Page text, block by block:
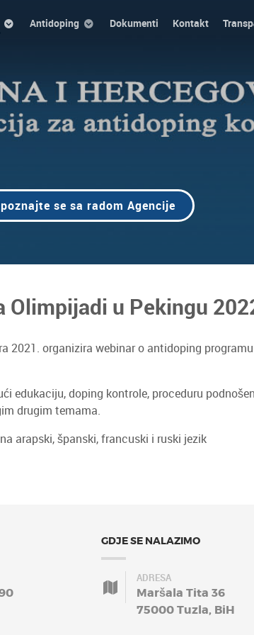
Antidoping Dokumenti Kontakt
se sa radom Agencije
Olimpijadi u Pekingu
2021. organizira webinar o antidoping
edukaciju, doping kontrole, proceduru
drugim temama.
arapski, španski, francuski i ruski jezik
GDJE SE NALAZIMO
ADRESA
Maršala Tita 36
75000 Tuzla, BiH